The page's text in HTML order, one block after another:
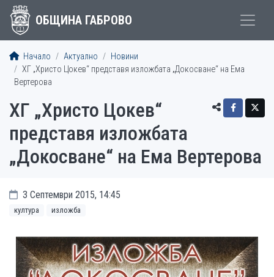
ОБЩИНА ГАБРОВО
Начало Актуално
Новини
ХГ „Христо Цокев“ представя изложбата „Докосване“ на Ема
Вертерова
ХГ „Христо Цокев“
представя изложбата
„Докосване“ на Ема Вертерова
3 Септември 2015, 14:45
култура изложба